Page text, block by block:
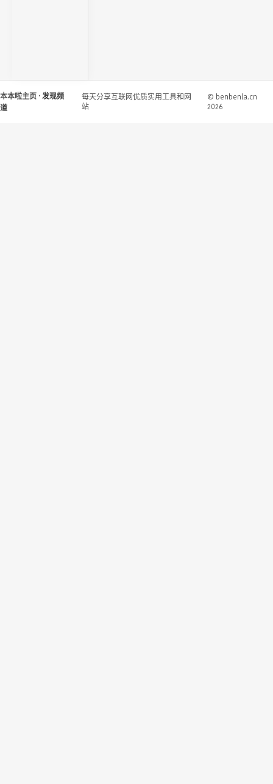
本本啦主页 · 发现频
道
每天分享互联网优质实用工具和网
站
© benbenla.cn
2026